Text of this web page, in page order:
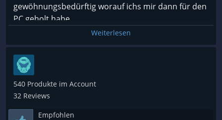
gewöhnungsbedürftig worauf ichs mir dann für den
PC geholt habe.
Bin voll und ganz zu frieden.
Jedenfals eine Kauf empfehlung von mir. Wer Leveln
und Questen nicht scheut ist damit aufjedenfall
richtig.! :)
Weiterlesen
540 Produkte im Account
32 Reviews
Empfohlen